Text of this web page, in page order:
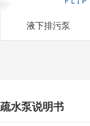
液下排污泵
水泵说明书